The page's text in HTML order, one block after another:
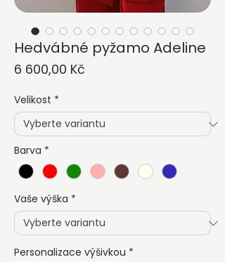
Hedvábné pyžamo Adeline
6 600,00 Kč
Velikost *
Barva *
Vaše výška *
Personalizace výšivkou *